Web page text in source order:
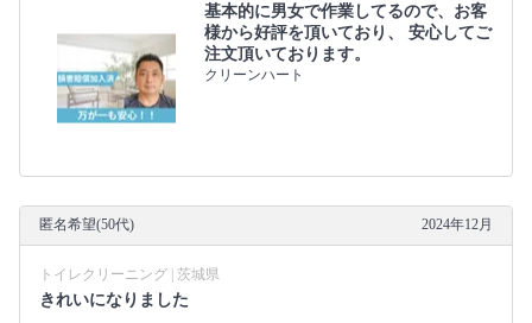
基本的に男女で作業してるので、お客
様から好評を頂いており、 安心してご
注文頂いております。
クリーンハート
匿名希望(50代) 2024年12月
トイレクリーニング | 茨城県
きれいになりました